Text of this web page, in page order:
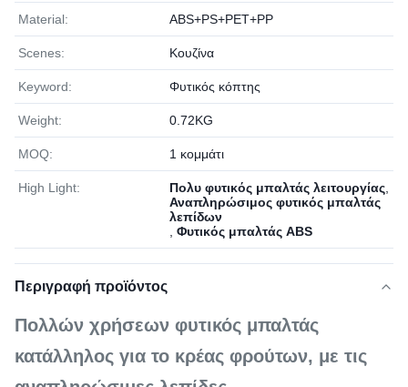
Material: ABS+PS+PET+PP
Scenes: Κουζίνα
Keyword: Φυτικός κόπτης
Weight: 0.72KG
MOQ: 1 κομμάτι
High Light: Πολυ φυτικός μπαλτάς λειτουργίας
Αναπληρώσιμος φυτικός μπαλτάς
λεπίδων
Φυτικός μπαλτάς ABS
Περιγραφή προϊόντος
Πολλών χρήσεων φυτικός μπαλτάς
κατάλληλος για το κρέας φρούτων, με τις